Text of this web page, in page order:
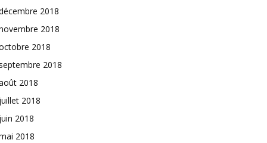
2018
2018
2018
2018
2018
2018
2018
2018